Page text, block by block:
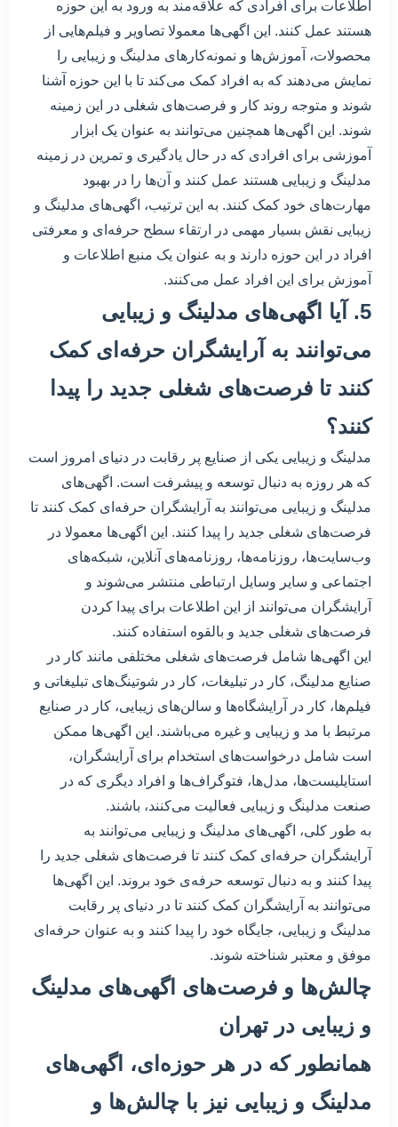
اطلاعات برای افرادی که علاقه‌مند به ورود به این حوزه
هستند عمل کنند. این اگهی‌ها معمولا تصاویر و فیلم‌هایی از
محصولات، آموزش‌ها و نمونه‌کارهای مدلینگ و زیبایی را
نمایش می‌دهند که به افراد کمک می‌کند تا با این حوزه آشنا
شوند و متوجه روند کار و فرصت‌های شغلی در این زمینه
شوند. این اگهی‌ها همچنین می‌توانند به عنوان یک ابزار
آموزشی برای افرادی که در حال یادگیری و تمرین در زمینه
مدلینگ و زیبایی هستند عمل کنند و آن‌ها را در بهبود
مهارت‌های خود کمک کنند. به این ترتیب، اگهی‌های مدلینگ و
زیبایی نقش بسیار مهمی در ارتقاء سطح حرفه‌ای و معرفتی
افراد در این حوزه دارند و به عنوان یک منبع اطلاعات و
آموزش برای این افراد عمل می‌کنند.
5. آیا اگهی‌های مدلینگ و زیبایی
می‌توانند به آرایشگران حرفه‌ای کمک
کنند تا فرصت‌های شغلی جدید را پیدا
کنند؟
مدلینگ و زیبایی یکی از صنایع پر رقابت در دنیای امروز است
که هر روزه به دنبال توسعه و پیشرفت است. اگهی‌های
مدلینگ و زیبایی می‌توانند به آرایشگران حرفه‌ای کمک کنند تا
فرصت‌های شغلی جدید را پیدا کنند. این اگهی‌ها معمولا در
وب‌سایت‌ها، روزنامه‌ها، روزنامه‌های آنلاین، شبکه‌های
اجتماعی و سایر وسایل ارتباطی منتشر می‌شوند و
آرایشگران می‌توانند از این اطلاعات برای پیدا کردن
فرصت‌های شغلی جدید و بالقوه استفاده کنند.
این اگهی‌ها شامل فرصت‌های شغلی مختلفی مانند کار در
صنایع مدلینگ، کار در تبلیغات، کار در شوتینگ‌های تبلیغاتی و
فیلم‌ها، کار در آرایشگاه‌ها و سالن‌های زیبایی، کار در صنایع
مرتبط با مد و زیبایی و غیره می‌باشند. این اگهی‌ها ممکن
است شامل درخواست‌های استخدام برای آرایشگران،
استایلیست‌ها، مدل‌ها، فتوگراف‌ها و افراد دیگری که در
صنعت مدلینگ و زیبایی فعالیت می‌کنند، باشند.
به طور کلی، اگهی‌های مدلینگ و زیبایی می‌توانند به
آرایشگران حرفه‌ای کمک کنند تا فرصت‌های شغلی جدید را
پیدا کنند و به دنبال توسعه حرفه‌ی خود بروند. این اگهی‌ها
می‌توانند به آرایشگران کمک کنند تا در دنیای پر رقابت
مدلینگ و زیبایی، جایگاه خود را پیدا کنند و به عنوان حرفه‌ای
موفق و معتبر شناخته شوند.
چالش‌ها و فرصت‌های اگهی‌های مدلینگ
و زیبایی در تهران
همانطور که در هر حوزه‌ای، اگهی‌های
مدلینگ و زیبایی نیز با چالش‌ها و